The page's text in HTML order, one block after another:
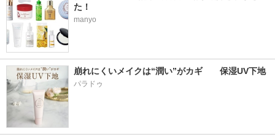
た！
manyo
崩れにくいメイクは“潤い”がカギ　　保湿UV下地
パラドゥ